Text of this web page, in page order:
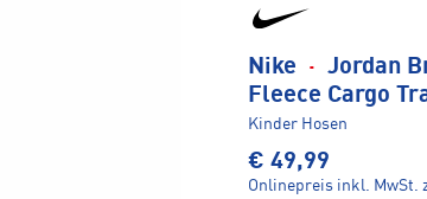
Nike · Jordan
Fleece Cargo
Kinder Hosen
€ 49,99
Onlinepreis inkl. MwSt.